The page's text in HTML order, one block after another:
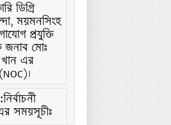
ময়মনসিংহ
প্রযুক্তি
জনাব মোঃ
এর
সময়সূচীঃ